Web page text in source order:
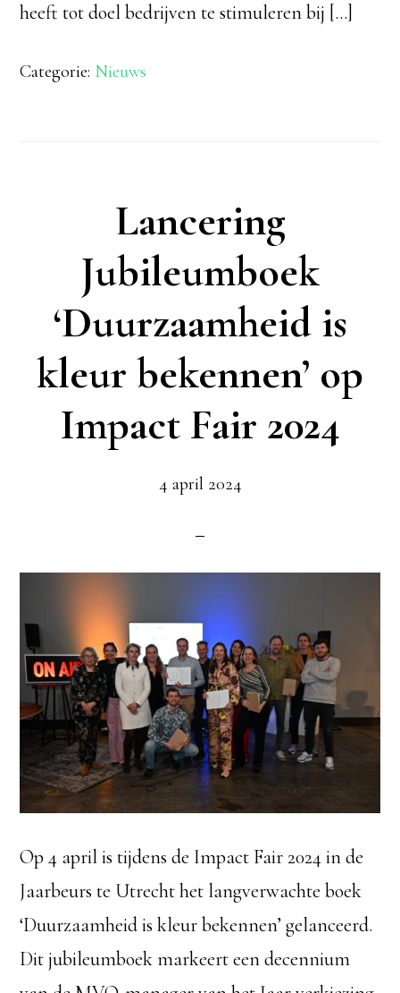
heeft tot doel bedrijven te stimuleren bij […]
Categorie: Nieuws
Lancering
Jubileumboek
‘Duurzaamheid is
kleur bekennen’ op
Impact Fair 2024
4 april 2024
Op 4 april is tijdens de Impact Fair 2024 in de
Jaarbeurs te Utrecht het langverwachte boek
‘Duurzaamheid is kleur bekennen’ gelanceerd.
Dit jubileumboek markeert een decennium